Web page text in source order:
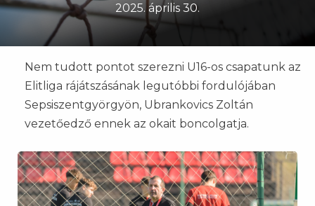
2025. április 30.
Nem tudott pontot szerezni U16-os csapatunk az
Elitliga rájátszásának legutóbbi fordulójában
Sepsiszentgyörgyön, Ubrankovics Zoltán
vezetőedző ennek az okait boncolgatja.